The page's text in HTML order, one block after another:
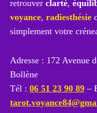
retrouver clarté,
voyance, radiesthésie
simplement votre
Adresse : 172 Avenue
Bollène
Tél : 06 51 23 90 89 –